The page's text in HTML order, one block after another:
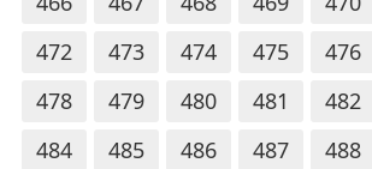
472
473 474 475 476
478
479 480 481 482
484
485 486 487 488